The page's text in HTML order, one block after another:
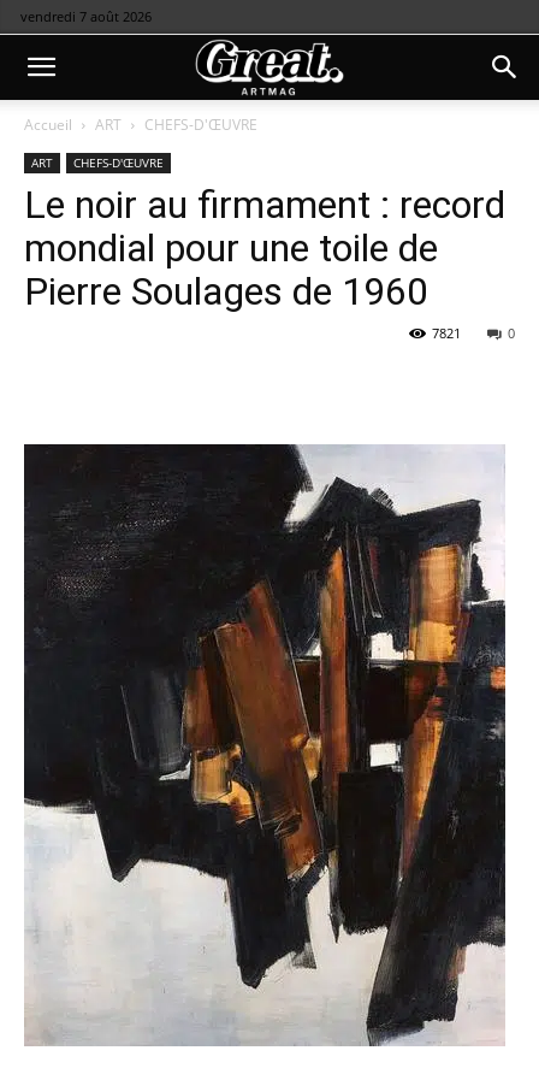
vendredi 7 août 2026
Accueil ART CHEFS-D'ŒUVRE
ART CHEFS-D'ŒUVRE
Le noir au firmament : record
mondial pour une toile de
Pierre Soulages de 1960
0
7821